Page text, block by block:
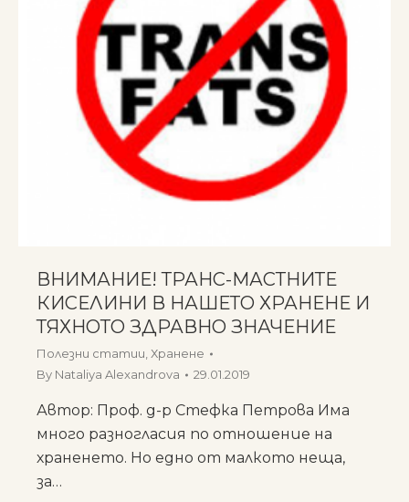
ВНИМАНИЕ! ТРАНС-МАСТНИТЕ
КИСЕЛИНИ В НАШЕТО ХРАНЕНЕ И
ТЯХНОТО ЗДРАВНО ЗНАЧЕНИЕ
Полезни статии Хранене
By Nataliya Alexandrova 29.01.2019
Автор: Проф. д-р Стефка Петрова Има
много разногласия по отношение на
храненето. Но едно от малкото неща,
за…